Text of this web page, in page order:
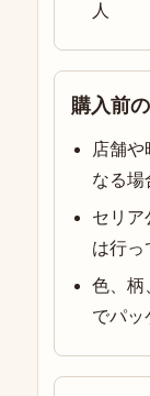
人
購入前
店舗
なる場
セリア
は行っ
色、柄
でパッ